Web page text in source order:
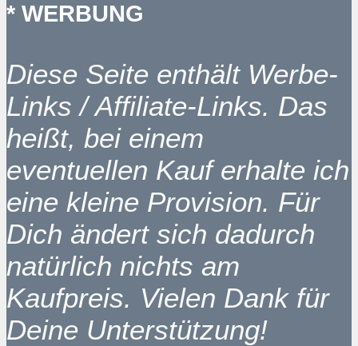
* WERBUNG
Diese Seite enthält Werbe-
Links / Affiliate-Links. Das
heißt, bei einem
eventuellen Kauf erhalte ich
eine kleine Provision. Für
Dich ändert sich dadurch
natürlich nichts am
Kaufpreis. Vielen Dank für
Deine Unterstützung!